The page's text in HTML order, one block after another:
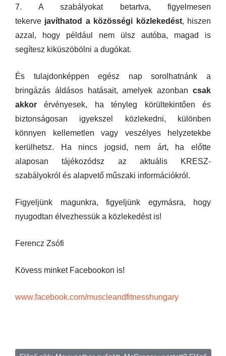
7. A szabályokat betartva, figyelmesen
tekerve javíthatod a közösségi közlekedést, hiszen
azzal, hogy például nem ülsz autóba, magad is
segítesz kiküszöbölni a dugókat.
És tulajdonképpen egész nap sorolhatnánk a
bringázás áldásos hatásait, amelyek azonban csak
akkor érvényesek, ha tényleg körültekintően és
biztonságosan igyekszel közlekedni, különben
könnyen kellemetlen vagy veszélyes helyzetekbe
kerülhetsz. Ha nincs jogsid, nem árt, ha előtte
alaposan tájékozódsz az aktuális KRESZ-
szabályokról és alapvető műszaki információkról.
Figyeljünk magunkra, figyeljünk egymásra, hogy
nyugodtan élvezhessük a közlekedést is!
Ferencz Zsófi
Kövess minket Facebookon is!
www.facebook.com/muscleandfitnesshungary